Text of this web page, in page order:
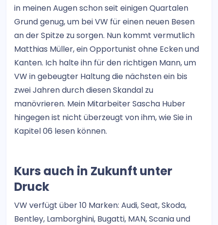
in meinen Augen schon seit einigen Quartalen
Grund genug, um bei VW für einen neuen Besen
an der Spitze zu sorgen. Nun kommt vermutlich
Matthias Müller, ein Opportunist ohne Ecken und
Kanten. Ich halte ihn für den richtigen Mann, um
VW in gebeugter Haltung die nächsten ein bis
zwei Jahren durch diesen Skandal zu
manövrieren. Mein Mitarbeiter Sascha Huber
hingegen ist nicht überzeugt von ihm, wie Sie in
Kapitel 06 lesen können.
Kurs auch in Zukunft unter
Druck
VW verfügt über 10 Marken: Audi, Seat, Skoda,
Bentley, Lamborghini, Bugatti, MAN, Scania und